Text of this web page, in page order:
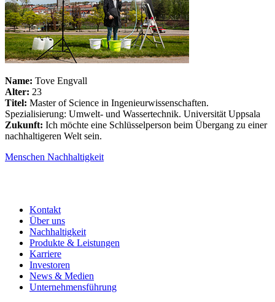
Name: Tove Engvall
Alter: 23
Titel: Master of Science in Ingenieurwissenschaften.
Spezialisierung: Umwelt- und Wassertechnik. Universität Uppsala
Zukunft: Ich möchte eine Schlüsselperson beim Übergang zu einer
nachhaltigeren Welt sein.
Menschen Nachhaltigkeit
Kontakt
Über uns
Nachhaltigkeit
Produkte & Leistungen
Karriere
Investoren
News & Medien
Unternehmensführung